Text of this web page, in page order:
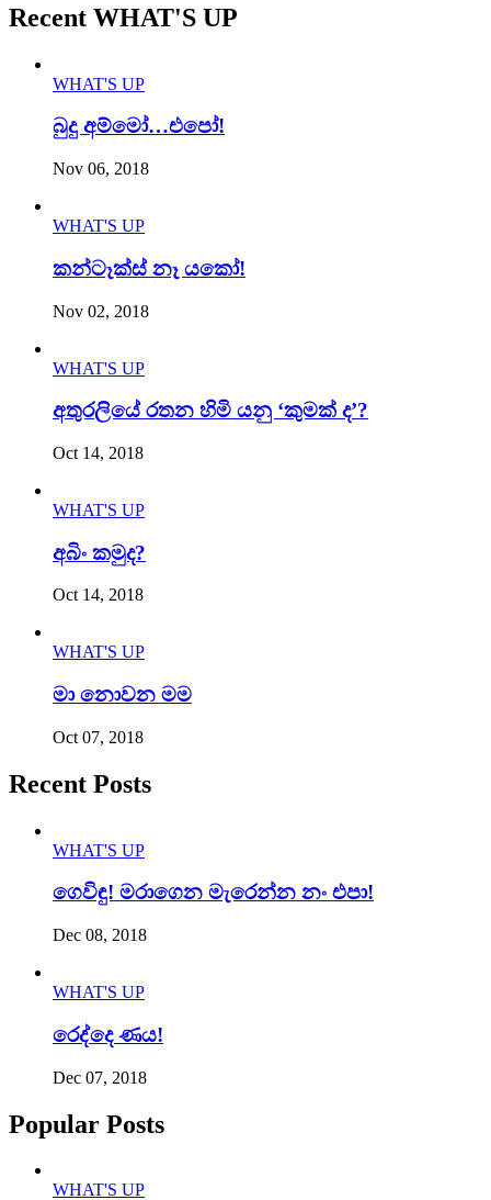
Recent WHAT'S UP
WHAT'S UP
බුදු අම්මෝ…එපෝ!
Nov 06, 2018
WHAT'S UP
කන්ටෑක්ස් නෑ යකෝ!
Nov 02, 2018
WHAT'S UP
අතුරලියේ රතන හිමි යනු ‘කුමක් ද’?
Oct 14, 2018
WHAT'S UP
අබිං කමුද?
Oct 14, 2018
WHAT'S UP
මා නොවන මම
Oct 07, 2018
Recent Posts
WHAT'S UP
ගෙවිඳු! මරාගෙන මැරෙන්න නං එපා!
Dec 08, 2018
WHAT'S UP
රෙද්දෙ ණය!
Dec 07, 2018
Popular Posts
WHAT'S UP